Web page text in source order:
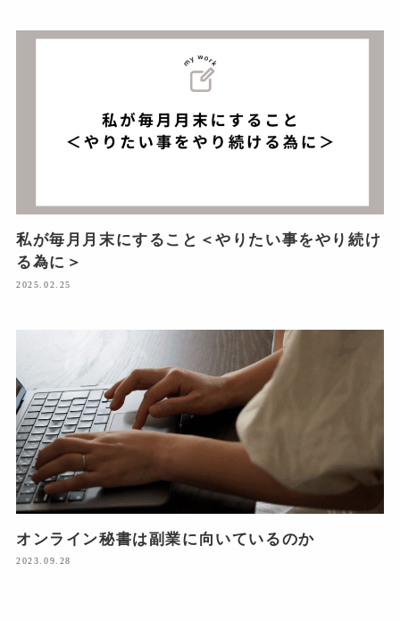
私が毎月月末にすること＜やりたい事をやり続け
る為に＞
2025.02.25
オンライン秘書は副業に向いているのか
2023.09.28